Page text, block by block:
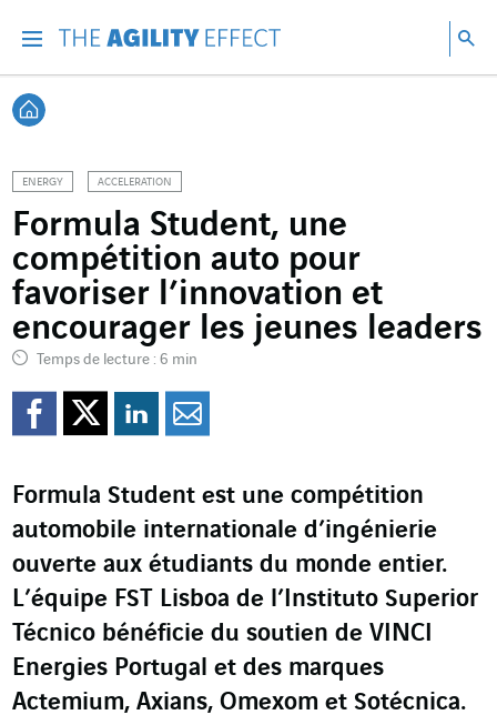
Retour à l'accueil
ENERGY ACCELERATION
Formula Student, une
compétition auto pour
favoriser l’innovation et
encourager les jeunes leaders
Temps de lecture : 6 min
Partager sur Facebook
Partager sur Twitter
Partager sur
Formula Student est une compétition
automobile internationale d’ingénierie
ouverte aux étudiants du monde entier.
L’équipe FST Lisboa de l’Instituto Superior
Técnico bénéficie du soutien de VINCI
Energies Portugal et des marques
Actemium, Axians, Omexom et Sotécnica.